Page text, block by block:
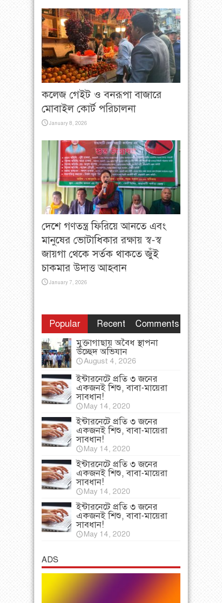
কলেজ গেইট ও বনরূপা বাজারে
মোবাইল কোর্ট পরিচালনা
January 8, 2026
দেশে গণতন্ত্র ফিরিয়ে আনতে এবং
মানুষের ভোটাধিকার রক্ষায় স্ব-স্ব
জায়গা থেকে সর্তক থাকতে জুঁই
চাকমার উদাত্ত আহবান
January 7, 2026
Popular Recent
Comments
মুক্তাগাছায় অবৈধ স্থাপনা
উচ্ছেদ অভিযান
August 4, 2026
ইন্টারনেটে প্রতি ৩ জনের
একজনই শিশু, বাবা-মায়েরা
সাবধান!
May 14, 2020
ইন্টারনেটে প্রতি ৩ জনের
একজনই শিশু, বাবা-মায়েরা
সাবধান!
May 14, 2020
ইন্টারনেটে প্রতি ৩ জনের
একজনই শিশু, বাবা-মায়েরা
সাবধান!
May 14, 2020
ইন্টারনেটে প্রতি ৩ জনের
একজনই শিশু, বাবা-মায়েরা
সাবধান!
May 14, 2020
ADS